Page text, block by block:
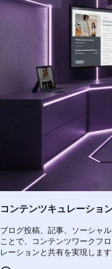
コンテンツキュレーショ
ブログ投稿、記事、ソーシャ
ことで、コンテンツワークフ
レーションと共有を実現します